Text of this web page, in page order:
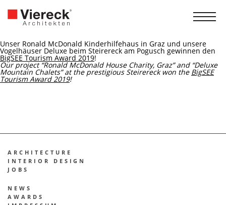
Unser Ronald McDo­nald Kin­der­hil­fe­haus in Graz und unse­re
Vogel­häu­ser Delu­xe beim Stei­re­reck am Pogusch gewin­nen den
Big­SEE Tou­rism Award 2019!
Our pro­ject “Ronald McDo­nald House Cha­ri­ty, Graz” and “Delu­xe
Moun­tain Cha­lets” at the pres­ti­gious Stei­re­reck won the Big­SEE
Tou­rism Award 2019!
ARCHITECTURE
INTE­RI­OR DESIGN
JOBS
NEWS
AWARDS